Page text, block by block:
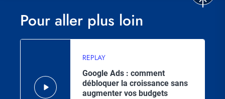
Pour aller plus loin
REPLAY
Google Ads : comment
débloquer la croissance sans
augmenter vos budgets